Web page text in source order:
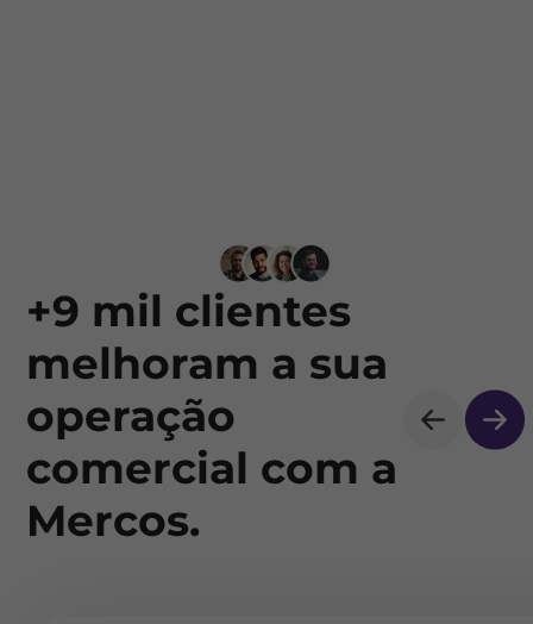
+9 mil clientes
melhoram a sua
operação
comercial com a
Mercos.